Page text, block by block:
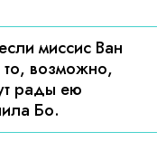
миссис Ван
то, возможно,
рады ею
Бо.